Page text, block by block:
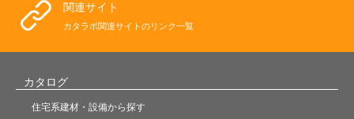
関連サイト
カタラボ関連サイトのリンク一覧
カタログ
住宅系建材・設備から探す